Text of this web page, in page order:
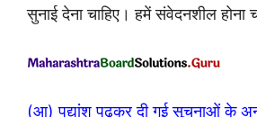
सुनाई देना चाहिए। हमें संवेदनशील होना
(आ) पद्यांश पढ़कर दी गई सूचनाओं के